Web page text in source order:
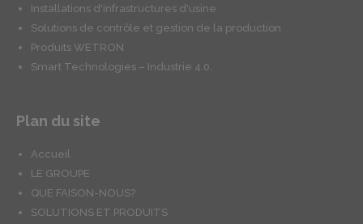
Installations d'infrastructures d'usine
Solutions de contrôle et gestion de la production
Produits WETRON
Smart Technologies – Industrie 4.0.
Plan du site
Accueil
LE GROUPE
QUE FAISON-NOUS?
SOLUTIONS ET PRODUITS